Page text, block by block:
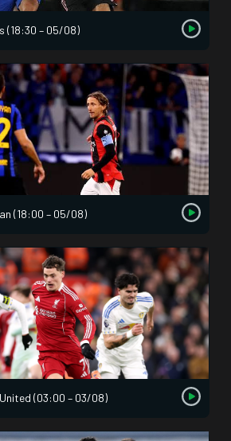
(18:30 – 05/08)
(18:00 – 05/08)
(03:00 – 03/08)